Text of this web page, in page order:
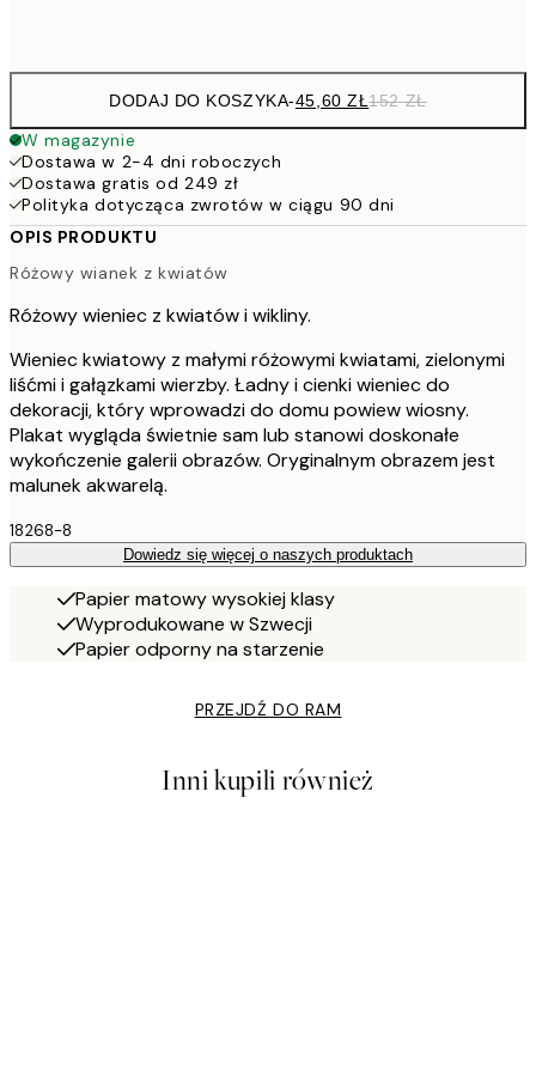
DODAJ DO KOSZYKA-45,60 ZŁ152 ZŁ
W magazynie
Dostawa w 2-4 dni roboczych
Dostawa gratis od 249 zł
Polityka dotycząca zwrotów w ciągu 90 dni
OPIS PRODUKTU
Różowy wianek z kwiatów
Różowy wieniec z kwiatów i wikliny.
Wieniec kwiatowy z małymi różowymi kwiatami, zielonymi
liśćmi i gałązkami wierzby. Ładny i cienki wieniec do
dekoracji, który wprowadzi do domu powiew wiosny.
Plakat wygląda świetnie sam lub stanowi doskonałe
wykończenie galerii obrazów. Oryginalnym obrazem jest
malunek akwarelą.
18268-8
Dowiedz się więcej o naszych produktach
Papier matowy wysokiej klasy
Wyprodukowane w Szwecji
Papier odporny na starzenie
PRZEJDŹ DO RAM
Inni kupili również